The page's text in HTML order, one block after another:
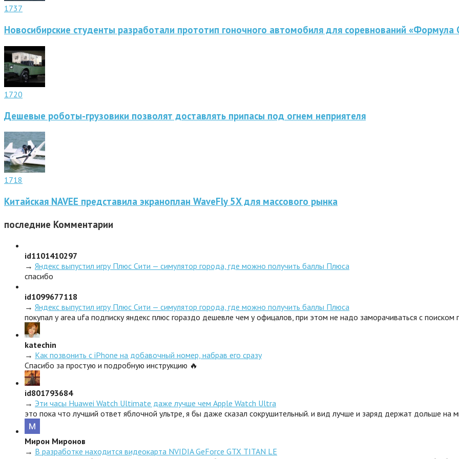
1737
Новосибирские студенты разработали прототип гоночного автомобиля для соревнований «Формула
1720
Дешевые роботы-грузовики позволят доставлять припасы под огнем неприятеля
1718
Китайская NAVEE представила экраноплан WaveFly 5X для массового рынка
последние Комментарии
id1101410297
→ Яндекс выпустил игру Плюс Сити — симулятор города, где можно получить баллы Плюса
спасибо
id1099677118
→ Яндекс выпустил игру Плюс Сити — симулятор города, где можно получить баллы Плюса
покупал у area ufa подписку яндекс плюс гораздо дешевле чем у офицалов, при этом не надо заморачиваться с поиском
katechin
→ Как позвонить с iPhone на добавочный номер, набрав его сразу
Спасибо за простую и подробную инструкцию 🔥
id801793684
→ Эти часы Huawei Watch Ultimate даже лучше чем Apple Watch Ultra
это пока что лучший ответ яблочной ультре, я бы даже сказал сокрушительный. и вид лучше и заряд держат дольше на
Мирон Миронов
→ В разработке находится видеокарта NVIDIA GeForce GTX TITAN LE